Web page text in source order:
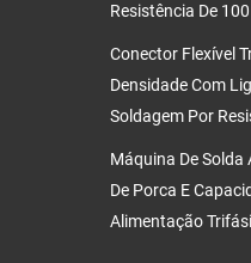
Resistência De
Conector Flexível
Densidade Com
Soldagem Por
Máquina De
De Porca E
Alimentação